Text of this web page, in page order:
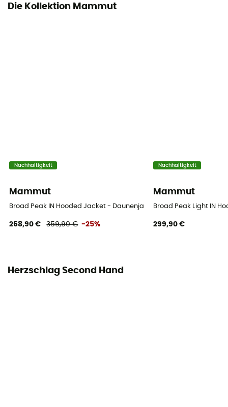
Die Kollektion Mammut
Nachhaltigkeit
Mammut
Broad Peak IN Hooded Jacket - Daunenjacke - Herren
268,90 € 359,90 € -25%
Nachhaltigkeit
Mammut
Broad Peak Light IN
299,90 €
Herzschlag Second Hand